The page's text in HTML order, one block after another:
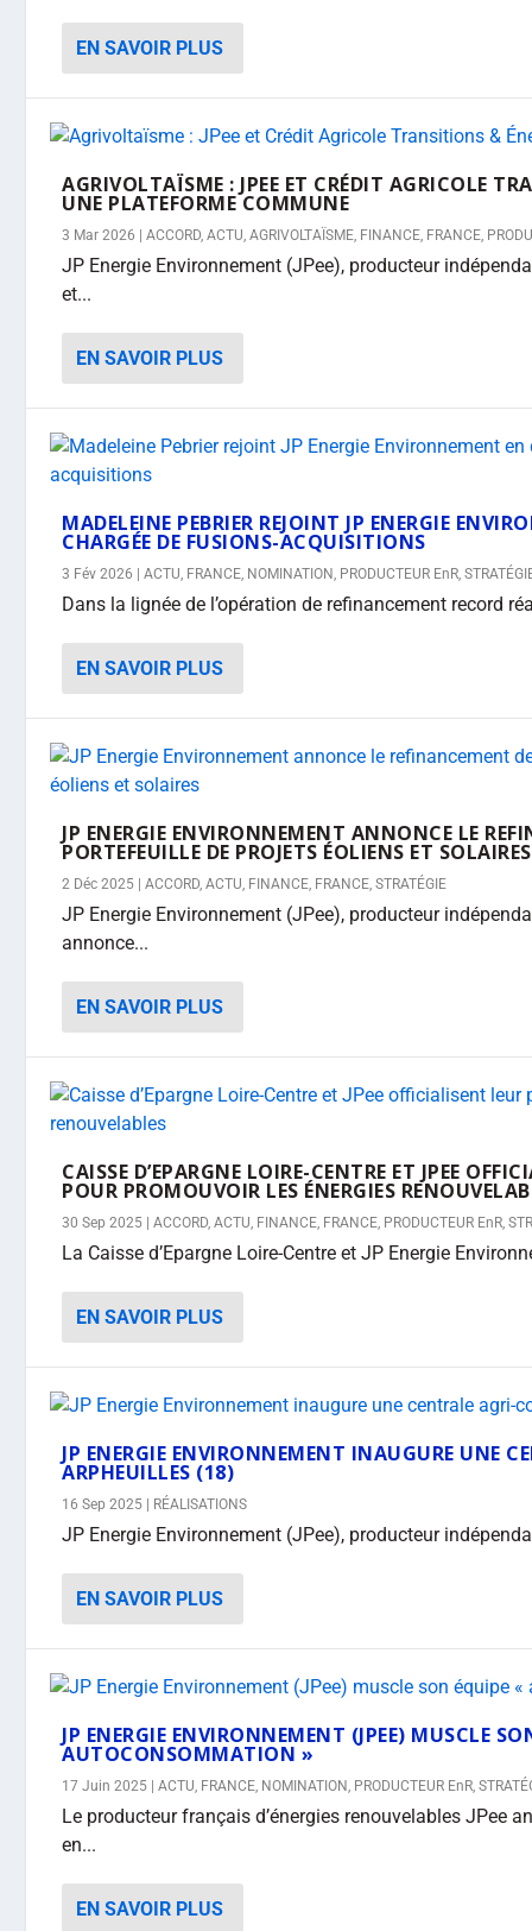
EN SAVOIR PLUS
AGRIVOLTAÏSME : JPEE ET CRÉDIT AGRICOLE
UNE PLATEFORME COMMUNE
3 Mar 2026 |ACCORD,ACTU,AGRIVOLTAÏSME, FINANCE, FRANCE,
JP Energie Environnement (JPee), producteur
et...
EN SAVOIR PLUS
MADELEINE PEBRIER REJOINT JP ENERGIE
CHARGÉE DE FUSIONS-ACQUISITIONS
3 Fév 2026 |ACTU, FRANCE, NOMINATION, PRODUCTEUR EnR,
Dans la lignée de l’opération de refinancement record
EN SAVOIR PLUS
JP ENERGIE ENVIRONNEMENT ANNONCE LE
PORTEFEUILLE DE PROJETS ÉOLIENS ET SOLAIRES
2 Déc 2025 |ACCORD,ACTU, FINANCE, FRANCE,STRATÉGIE
JP Energie Environnement (JPee), producteur
annonce...
EN SAVOIR PLUS
CAISSE D’EPARGNE LOIRE-CENTRE ET JPEE
POUR PROMOUVOIR LES ÉNERGIES
30 Sep 2025 |ACCORD,ACTU, FINANCE, FRANCE, PRODUCTEUR EnR,
La Caisse d’Epargne Loire-Centre et JP Energie
EN SAVOIR PLUS
JP ENERGIE ENVIRONNEMENT INAUGURE UNE
ARPHEUILLES (18)
16 Sep 2025 RÉALISATIONS
JP Energie Environnement (JPee), producteur
EN SAVOIR PLUS
JP ENERGIE ENVIRONNEMENT (JPEE) MUSCLE
AUTOCONSOMMATION »
17 Juin 2025 |ACTU, FRANCE, NOMINATION, PRODUCTEUR EnR,
Le producteur français d’énergies renouvelables JPee
en...
EN SAVOIR PLUS